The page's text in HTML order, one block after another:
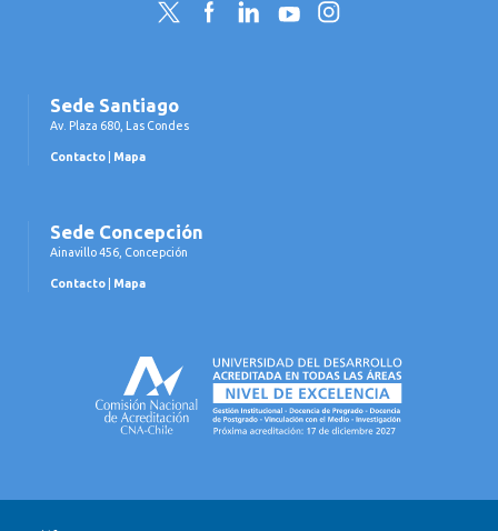
Twitter FacebookLinkedInYouTubeInstagram
Sede Santiago
Av. Plaza 680, Las Condes
Contacto Mapa
Sede Concepción
Ainavillo 456, Concepción
Contacto Mapa